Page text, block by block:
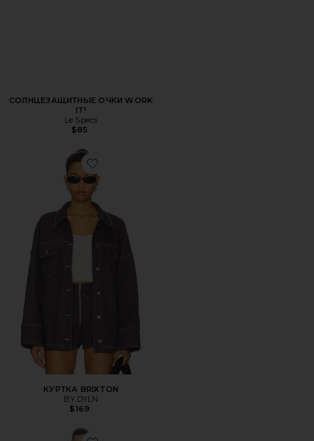
СОЛНЦЕЗАЩИТНЫЕ ОЧКИ WORK
IT!
Le Specs
$85
Favorite КУРТКА BRIXTON
КУРТКА BRIXTON
BY.DYLN
$169